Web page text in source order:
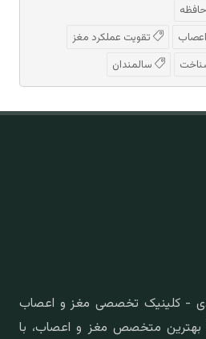
تقویت عملکرد مغز
سالمندان
- کلینیک تخصصی مغز و اعصاب
متخصص مغز و اعصاب، با